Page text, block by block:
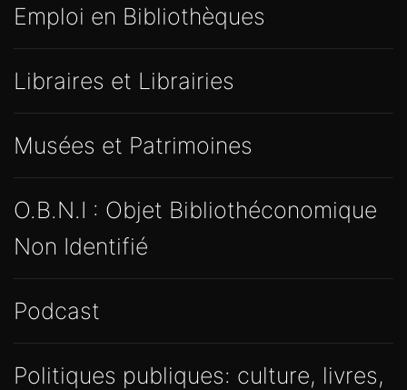
Emploi en Bibliothèques
Libraires et Librairies
Musées et Patrimoines
O.B.N.I : Objet Bibliothéconomique
Non Identifié
Podcast
Politiques publiques: culture, livres,